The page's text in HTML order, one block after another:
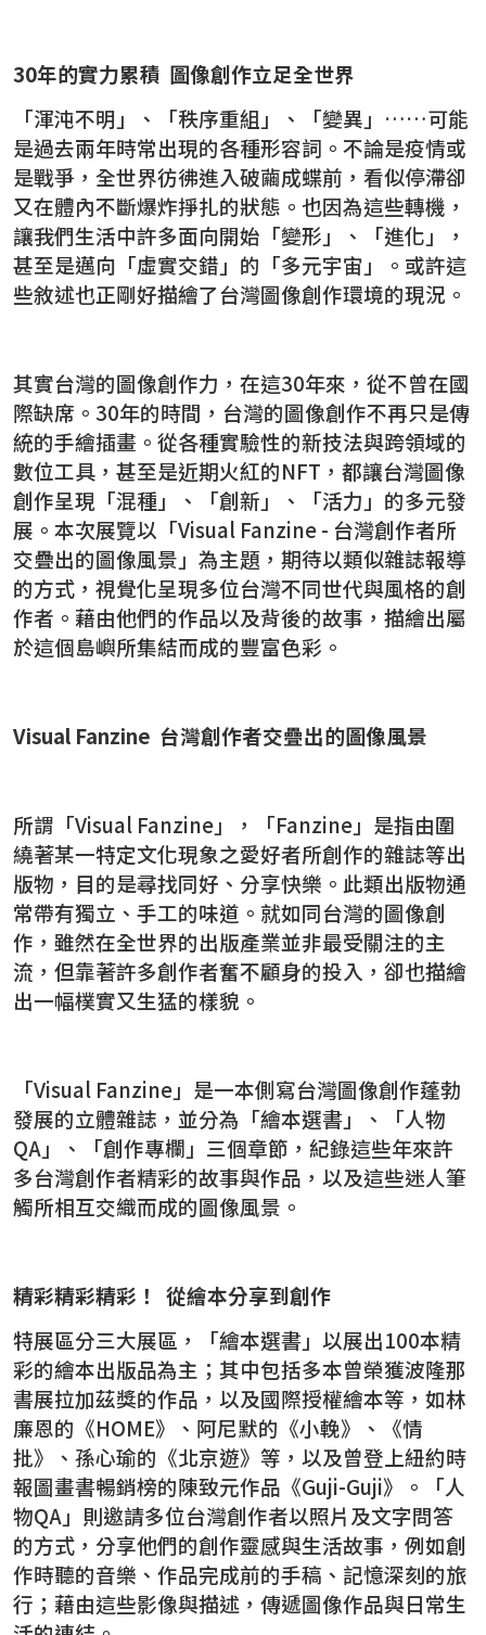
30年的實力累積 圖像創作立足全世界
「渾沌不明」、「秩序重組」、「變異」……可能
是過去兩年時常出現的各種形容詞。不論是疫情或
是戰爭，全世界彷彿進入破繭成蝶前，看似停滯卻
又在體內不斷爆炸掙扎的狀態。也因為這些轉機，
讓我們生活中許多面向開始「變形」、「進化」，
甚至是邁向「虛實交錯」的「多元宇宙」。或許這
些敘述也正剛好描繪了台灣圖像創作環境的現況。
其實台灣的圖像創作力，在這30年來，從不曾在國
際缺席。30年的時間，台灣的圖像創作不再只是傳
統的手繪插畫。從各種實驗性的新技法與跨領域的
數位工具，甚至是近期火紅的NFT，都讓台灣圖像
創作呈現「混種」、「創新」、「活力」的多元發
展。本次展覽以「Visual Fanzine - 台灣創作者所
交疊出的圖像風景」為主題，期待以類似雜誌報導
的方式，視覺化呈現多位台灣不同世代與風格的創
作者。藉由他們的作品以及背後的故事，描繪出屬
於這個島嶼所集結而成的豐富色彩。
Visual Fanzine 台灣創作者交疊出的圖像風景
所謂「Visual Fanzine」，「Fanzine」是指由圍
繞著某一特定文化現象之愛好者所創作的雜誌等出
版物，目的是尋找同好、分享快樂。此類出版物通
常帶有獨立、手工的味道。就如同台灣的圖像創
作，雖然在全世界的出版產業並非最受關注的主
流，但靠著許多創作者奮不顧身的投入，卻也描繪
出一幅樸實又生猛的樣貌。
「Visual Fanzine」是一本側寫台灣圖像創作蓬勃
發展的立體雜誌，並分為「繪本選書」、「人物
QA」、「創作專欄」三個章節，紀錄這些年來許
多台灣創作者精彩的故事與作品，以及這些迷人筆
觸所相互交織而成的圖像風景。
精彩精彩精彩！ 從繪本分享到創作
特展區分三大展區，「繪本選書」以展出100本精
彩的繪本出版品為主；其中包括多本曾榮獲波隆那
書展拉加茲獎的作品，以及國際授權繪本等，如林
廉恩的《HOME》、阿尼默的《小輓》、《情
批》、孫心瑜的《北京遊》等，以及曾登上紐約時
報圖畫書暢銷榜的陳致元作品《Guji-Guji》。「人
物QA」則邀請多位台灣創作者以照片及文字問答
的方式，分享他們的創作靈感與生活故事，例如創
作時聽的音樂、作品完成前的手稿、記憶深刻的旅
行；藉由這些影像與描述，傳遞圖像作品與日常生